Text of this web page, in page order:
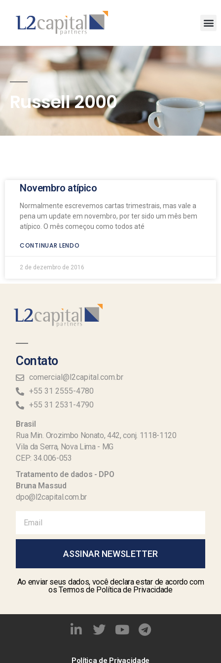
Russell 2000
Novembro atípico
Normalmente escrevemos cartas trimestrais, mas vale a
pena um update em novembro, por ter sido um mês bem
atípico. O mês começou como todos até
CONTINUAR LENDO
2 de dezembro de 2016
Contato
comercial@l2capital.com.br
+55 31 2555-4780
+55 31 2531-4790
Brasil
Rua Min. Orozimbo Nonato, 442, conj. 1118-1120
Vila da Serra, Nova Lima - MG
CEP: 34.006-053
Tratamento de dados - DPO
Bruna Massud
dpo@l2capital.com.br
ASSINAR NEWSLETTER
Ao enviar seus dados, você declara estar de acordo com
os Termos de Política de Privacidade
Política de Privacidade